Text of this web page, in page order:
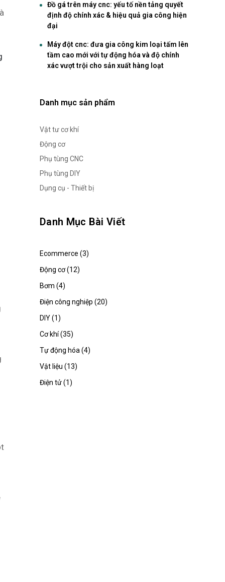
Đồ gá trên máy cnc: yếu tố nền tảng quyết
định độ chính xác & hiệu quả gia công hiện
đại
Máy đột cnc: đưa gia công kim loại tấm lên
tầm cao mới với tự động hóa và độ chính
xác vượt trội cho sản xuất hàng loạt
Danh mục sản phẩm
Vật tư cơ khí
Động cơ
Phụ tùng CNC
Phụ tùng DIY
Dụng cụ - Thiết bị
Danh Mục Bài Viết
Ecommerce (3)
Động cơ (12)
Bơm (4)
Điện công nghiệp (20)
DIY (1)
Cơ khí (35)
Tự động hóa (4)
Vật liệu (13)
Điện tử (1)